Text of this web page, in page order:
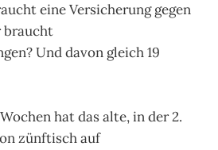
eine Versicherung gegen
braucht
Und davon gleich 19
hat das alte, in der 2.
zünftisch auf